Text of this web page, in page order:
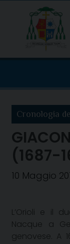
content
Cronologia
(1687-
10 Maggio
L’Orioli e il
Nacque a
genovese. A